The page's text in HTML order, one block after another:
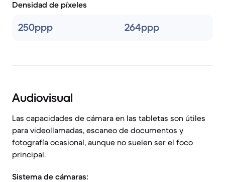
Densidad de píxeles
250ppp 264ppp
Audiovisual
Las capacidades de cámara en las tabletas son útiles
para videollamadas, escaneo de documentos y
fotografía ocasional, aunque no suelen ser el foco
principal.
Sistema de cámaras: